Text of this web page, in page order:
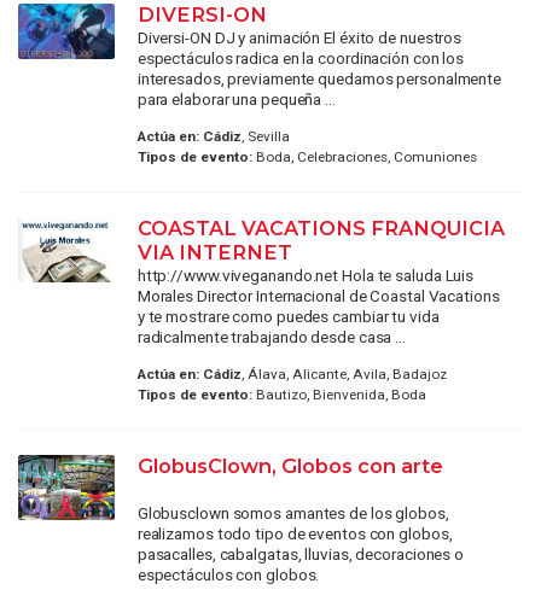
DIVERSI-ON
Diversi-ON DJ y animación El éxito de nuestros
espectáculos radica en la coordinación con los
interesados, previamente quedamos personalmente
para elaborar una pequeña ...
Actúa en: Cádiz, Sevilla
Tipos de evento:Boda, Celebraciones, Comuniones
COASTAL VACATIONS FRANQUICIA
VIA INTERNET
http://www.viveganando.net Hola te saluda Luis
Morales Director Internacional de Coastal Vacations
y te mostrare como puedes cambiar tu vida
radicalmente trabajando desde casa ...
Actúa en: Cádiz, Álava, Alicante, Avila, Badajoz
Tipos de evento:Bautizo, Bienvenida, Boda
GlobusClown, Globos con arte
Globusclown somos amantes de los globos,
realizamos todo tipo de eventos con globos,
pasacalles, cabalgatas, lluvias, decoraciones o
espectáculos con globos.